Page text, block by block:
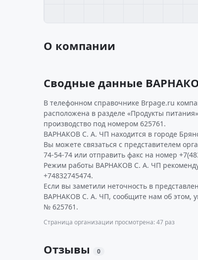
О компании
Сводные данные
В телефонном справочнике Brpage.ru
расположена в разделе «Продукты
производство под номером 625761.
ВАРНАКОВ С. А. ЧП находится в городе
Вы можете связаться с представителем
74-54-74 или отправить факс на номер
Режим работы ВАРНАКОВ С. А. ЧП
+74832745474.
Если вы заметили неточность в
ВАРНАКОВ С. А. ЧП, сообщите нам об этом,
№ 625761.
Страница организации просмотрена: 47 раз
Отзывы 0